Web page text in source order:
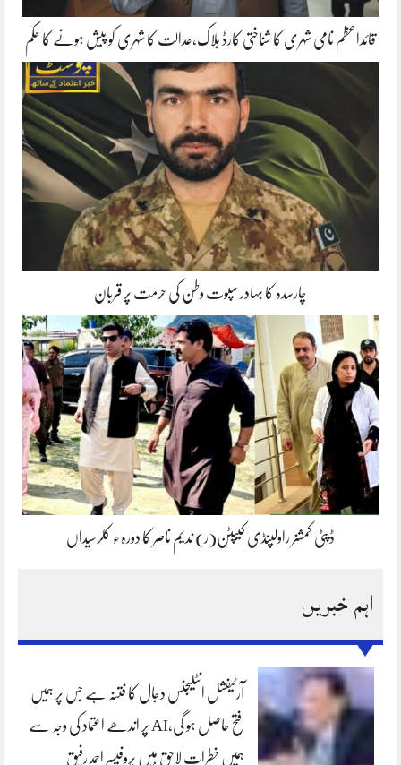
قائداعظم نامی شہری کا شناختی کارڈ بلاک،عدالت کا شہری کو پیش ہونے کا حکم
چارسدہ کا بہادر سپوت وطن کی حرمت پر قربان
ڈپٹی کمشنر راولپنڈی کیپٹن(ر) ندیم ناصر کا دورہء کلرسیداں
اہم خبریں
آرٹیفشل انٹلیجنس دجال کا فتنہ ہے جس پر ہمیں
فتح حاصل ہو گی،AI پر اندھے اعتماد کی وجہ سے
ہمیں خطرات لاحق ہیں پروفیسر احمد رفیق